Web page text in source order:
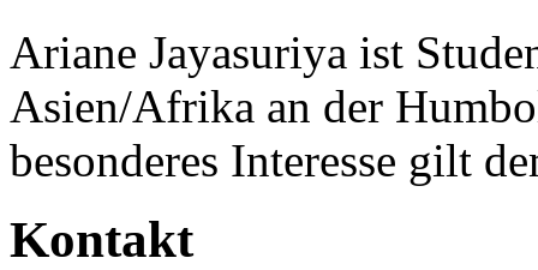
Ariane Jayasuriya ist
Asien/Afrika an der
besonderes Interesse gilt
Kontakt